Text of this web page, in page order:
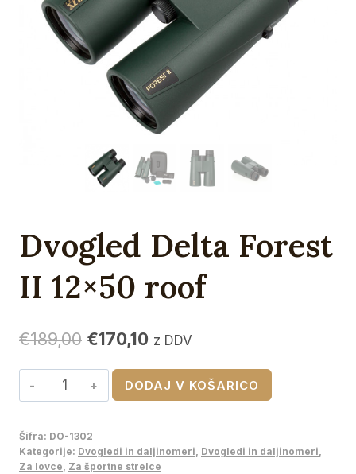
Dvogled Delta Forest
II 12×50 roof
€189,00 Izvirna
cena
je
€189,00.
€170,10 Trenutna
cena
je:
z DDV
Dvogled
Delta
II
12x50
DODAJ V KOŠARICO
Šifra: DO-1302
Kategorije: Dvogledi in daljinomeri Dvogledi in daljinomeri
Za lovce Za športne strelce